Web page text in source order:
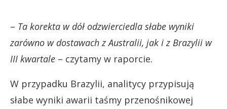
– Ta korekta w dół odzwierciedla słabe wyniki
zarówno w dostawach z Australii, jak i z Brazylii w
III kwartale – czytamy w raporcie.
W przypadku Brazylii, analitycy przypisują
słabe wyniki awarii taśmy przenośnikowej